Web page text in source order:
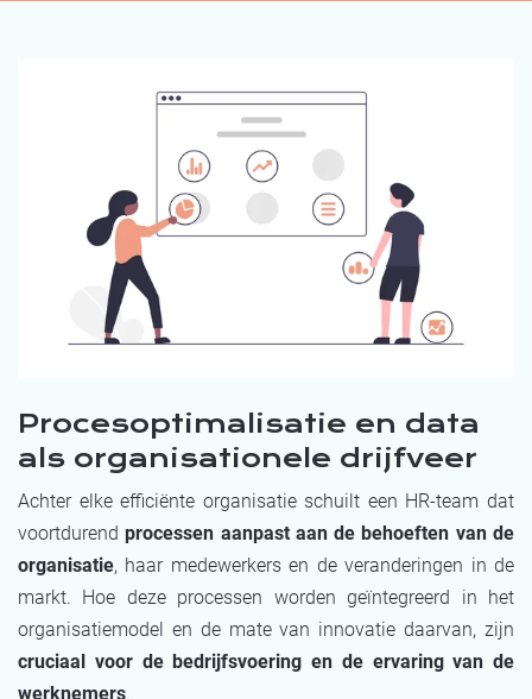
Procesoptimalisatie en data
als organisationele drijfveer
Achter elke efficiënte organisatie schuilt een HR-team dat
voortdurendprocessen aanpast aan de behoeften van de
organisatie, haar medewerkers en de veranderingen in de
markt. Hoe deze processen worden geïntegreerd in het
organisatiemodel en de mate van innovatie daarvan, zijn
cruciaal voor de bedrijfsvoering en de ervaring van de
werknemers.